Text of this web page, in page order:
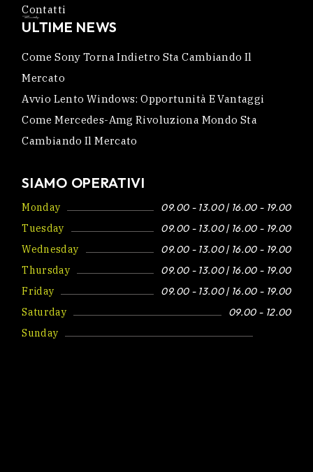
Contatti
ULTIME NEWS
Come Sony Torna Indietro Sta Cambiando Il
Mercato
Avvio Lento Windows: Opportunità E Vantaggi
Come Mercedes-Amg Rivoluziona Mondo Sta
Cambiando Il Mercato
SIAMO OPERATIVI
Monday
09.00 - 13.00 | 16.00 - 19.00
Tuesday
09.00 - 13.00 | 16.00 - 19.00
Wednesday
09.00 - 13.00 | 16.00 - 19.00
Thursday
09.00 - 13.00 | 16.00 - 19.00
Friday
09.00 - 13.00 | 16.00 - 19.00
Saturday
09.00 - 12.00
Sunday